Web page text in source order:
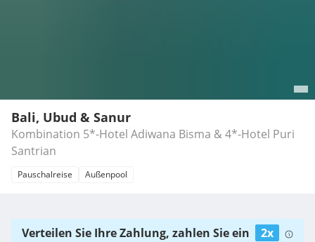
Bali, Ubud & Sanur
Kombination 5*-Hotel Adiwana Bisma & 4*-Hotel Puri
Santrian
Pauschalreise Außenpool
Verteilen Sie Ihre Zahlung, zahlen Sie ein 2x